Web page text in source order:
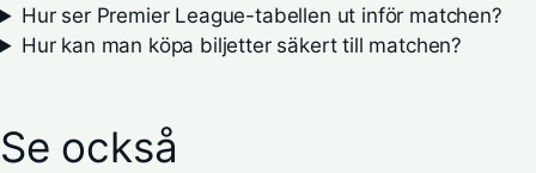
Hur ser Premier League-tabellen ut inför matchen?
Hur kan man köpa biljetter säkert till matchen?
Se också